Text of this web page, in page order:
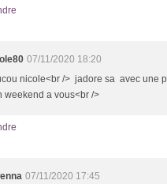
07/11/2020 18:20
nicole<br /> jadore sa avec une
weekend a vous<br />
07/11/2020 17:45